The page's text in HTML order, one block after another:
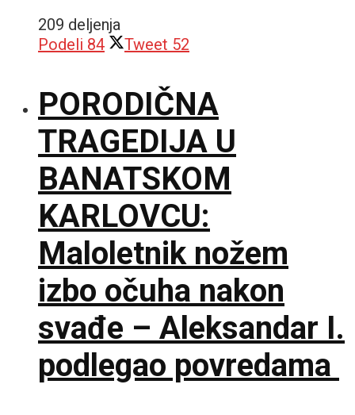
209 deljenja
Podeli 84 Tweet 52
PORODIČNA
TRAGEDIJA U
BANATSKOM
KARLOVCU:
Maloletnik nožem
izbo očuha nakon
svađe – Aleksandar I.
podlegao povredama